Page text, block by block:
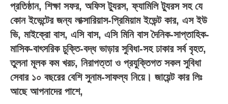
প্রতিষ্ঠান, শিক্ষা সফর, অফিস ট্যুরস, ফ্যামিলি ট্যুরস সহ যে
কোন ইভেন্টের জন্য লাক্সারিয়াস-প্রিমিয়াম ইভেন্ট কার, এস ইউ
ভি, মাইক্রো বাস, এসি বাস, এসি মিনি বাস দৈনিক-সাপ্তাহিক-
মাসিক-বাৎসরিক চুক্তি-বদ্ধ ভাড়ার সুবিধা-সহ ঢাকার সর্ব বৃহত,
তুলনা মূলক কম খরচ, নিরাপত্তা ও প্রযুক্তিগত সকল সুবিধা
সেবার ১০ বছরের বেশি সুনাম-সাফল্য নিয়ে। জায়েন্ট কার লিঃ
আছে আপনাদের পাশে,